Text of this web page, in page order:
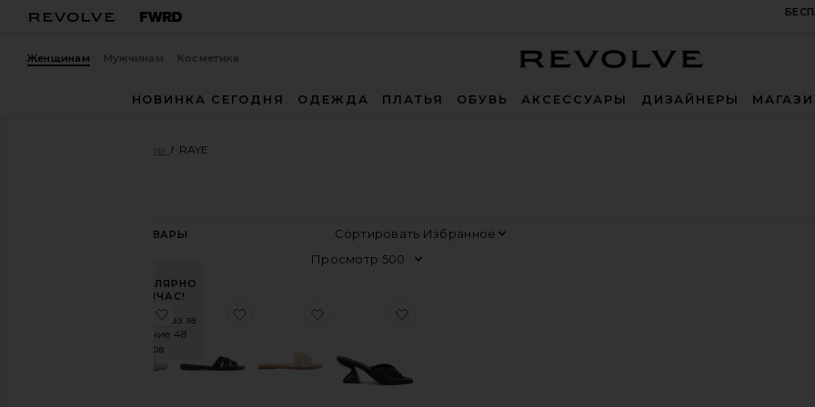
Женщинам Мужчинам Косметика
НОВИНКА СЕГОДНЯ ОДЕЖДА ПЛАТЬЯ ОБУВЬ АКСЕССУАРЫ ДИЗАЙНЕРЫ
Дизайнеры RAYE
ТОВАРЫ
Сортировать
Просмотр
ПОПУЛЯРНО
СЕЙЧАС!
Продано 14 раз за
последние 48
часов
избранноеТАНКЕТКА MILLIE
избранноеСАНДАЛИИ ALMODOVAR
избранноеСАНДАЛИИ HELEN